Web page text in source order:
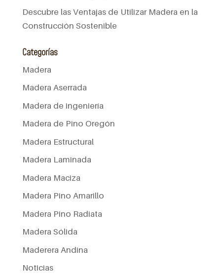
Descubre las Ventajas de Utilizar Madera en la
Construcción Sostenible
Categorías
Madera
Madera Aserrada
Madera de ingeniería
Madera de Pino Oregón
Madera Estructural
Madera Laminada
Madera Maciza
Madera Pino Amarillo
Madera Pino Radiata
Madera Sólida
Maderera Andina
Noticias